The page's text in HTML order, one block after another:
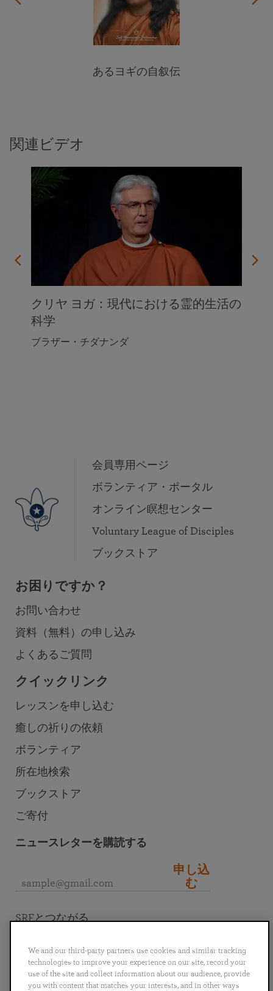
あるヨギの自叙伝
関連ビデオ
クリヤ ヨガ：現代における霊的生活の
科学
ブラザー・チダナンダ
会員専用ページ
ボランティア・ポータル
オンライン瞑想センター
Voluntary League of Disciples
ブックストア
お困りですか？
お問い合わせ
資料（無料）の申し込み
よくあるご質問
クイックリンク
レッスンを申し込む
癒しの祈りの依頼
ボランティア
所在地検索
ブックストア
ご寄付
ニュースレターを購読する
申し込
む
English Deutsch Español Français Italiano
SRFとつながる
We and our third-party partners use cookies and similar tracking
technologies to improve your experience on our site, record your
use of the site and collect information about our audience, provide
you with content that matches your interests, and in other ways